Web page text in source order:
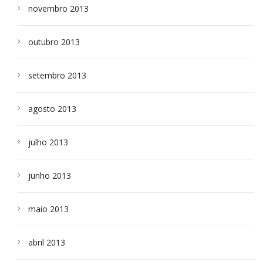
novembro 2013
outubro 2013
setembro 2013
agosto 2013
julho 2013
junho 2013
maio 2013
abril 2013